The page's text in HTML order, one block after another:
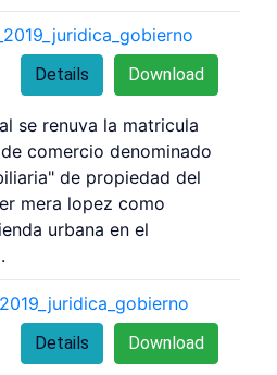
Download
Details
se renuva la matricula
comercio denominado
de propiedad del
mera lopez como
urbana en el
Download
Details